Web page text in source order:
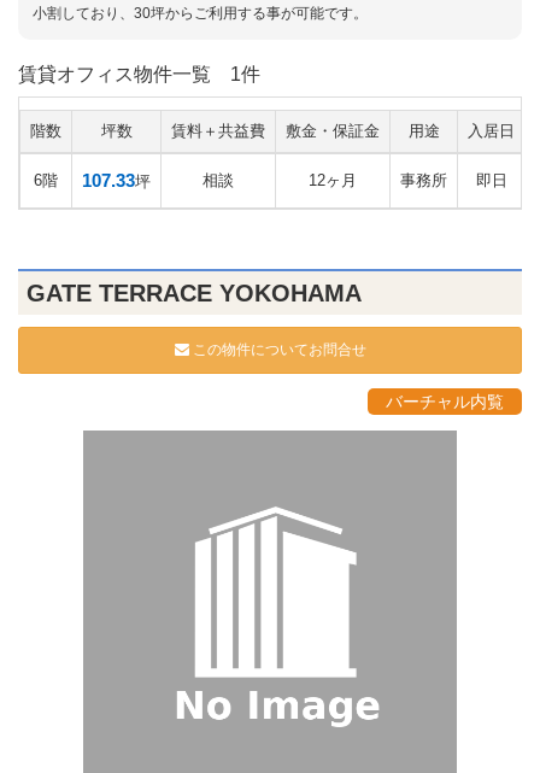
小割しており、30坪からご利用する事が可能です。
賃貸オフィス物件一覧 1件
階数 坪数 賃料＋共益費 敷金・保証金 用途 入居日
6階 107.33坪 相談 12ヶ月 事務所 即日
GATE TERRACE YOKOHAMA
この物件についてお問合せ
バーチャル内覧